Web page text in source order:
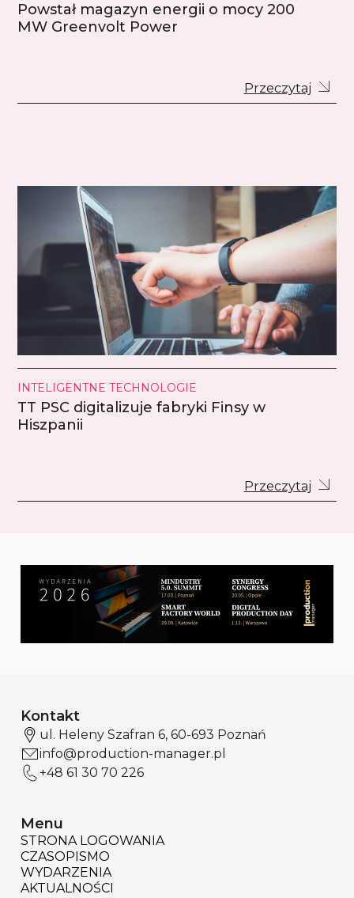
Powstał magazyn energii o mocy 200
MW Greenvolt Power
Przeczytaj
INTELIGENTNE TECHNOLOGIE
TT PSC digitalizuje fabryki Finsy w
Hiszpanii
Przeczytaj
Kontakt
ul. Heleny Szafran 6, 60-693 Poznań
info@production-manager.pl
+48 61 30 70 226
Menu
STRONA LOGOWANIA
CZASOPISMO
WYDARZENIA
AKTUALNOŚCI